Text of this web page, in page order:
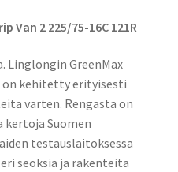
Van 2 225/75-16C 121R
Linglongin GreenMax
on kehitetty erityisesti
varten. Rengasta on
Suomen
testauslaitoksessa
seoksia ja rakenteita